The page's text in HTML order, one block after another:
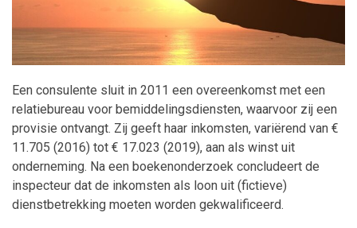
Maatwerk
Een consulente sluit in 2011 een overeenkomst met een
relatiebureau voor bemiddelingsdiensten, waarvoor zij een
provisie ontvangt. Zij geeft haar inkomsten, variërend van €
11.705 (2016) tot € 17.023 (2019), aan als winst uit
onderneming. Na een boekenonderzoek concludeert de
inspecteur dat de inkomsten als loon uit (fictieve)
dienstbetrekking moeten worden gekwalificeerd.